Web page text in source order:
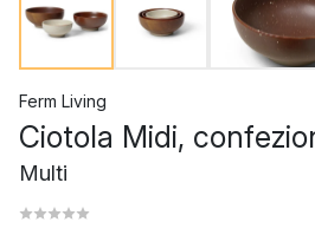
Ferm Living
Ciotola Midi,
Multi